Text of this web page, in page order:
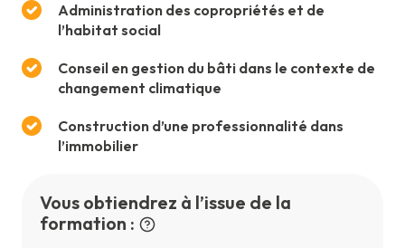
Administration des copropriétés et de
l’habitat social
Conseil en gestion du bâti dans le contexte de
changement climatique
Construction d’une professionnalité dans
l’immobilier
Vous obtiendrez à l’issue de la
formation :